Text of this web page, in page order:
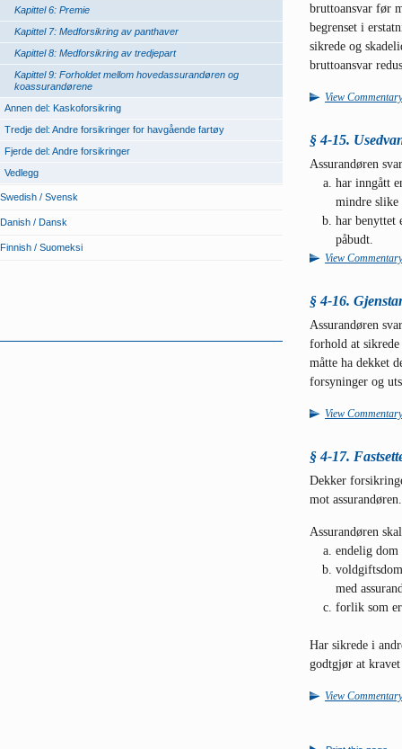
Kapittel 6: Premie
Kapittel 7: Medforsikring av panthaver
Kapittel 8: Medforsikring av tredjepart
Kapittel 9: Forholdet mellom hovedassurandøren og
koassurandørene
Annen del: Kaskoforsikring
Tredje del: Andre forsikringer for havgående fartøy
Fjerde del: Andre forsikringer
Vedlegg
Swedish / Svensk
Danish / Dansk
Finnish / Suomeksi
bruttoansvar før
begrenset i
sikrede og
bruttoansvar
View Commentary
§ 4-15.
Assurandøren
har inngått
mindre slike
har benyttet
påbudt.
View Commentary
§ 4-16.
Assurandøren
forhold at
måtte ha dekket
forsyninger og
View Commentary
§ 4-17.
Dekker
mot assurandøren.
Assurandøren
endelig dom
med
forlik som er
Har sikrede i
godtgjør at
View Commentary